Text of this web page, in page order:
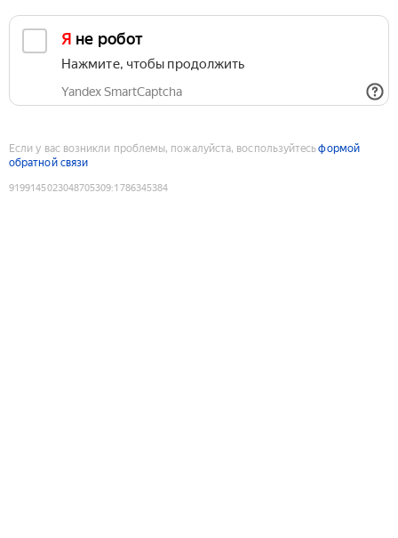
Я не робот
Нажмите, чтобы продолжить
Yandex SmartCaptcha
Если у вас возникли проблемы, пожалуйста, воспользуйтесьформой
обратной связи
9199145023048705309:1786345384